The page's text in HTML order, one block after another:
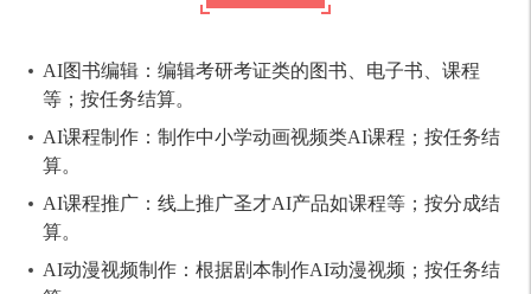
AI图书编辑：编辑考研考证类的图书、电子书、课程
等；按任务结算。
AI课程制作：制作中小学动画视频类AI课程；按任务结
算。
AI课程推广：线上推广圣才AI产品如课程等；按分成结
算。
AI动漫视频制作：根据剧本制作AI动漫视频；按任务结